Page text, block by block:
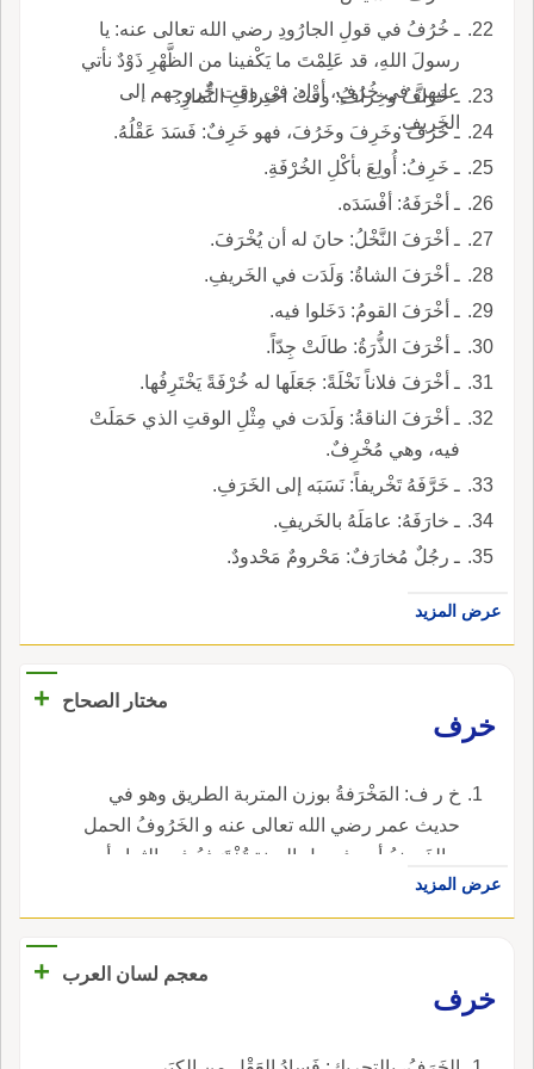
ـ خُرُفُ في قولِ الجارُودِ رضي الله تعالى عنه: يا
رسولَ اللهِ، قد عَلِمْتَ ما يَكْفينا من الظَّهْرِ ذَوْدٌ نأتي
عليهِنَّ في خُرُفٍ، أراد: في وقت خُروجِهم إلى
الخَريفِ.
ـ خَرافُ وخِرافُ: وقْتُ اخْتِرافِ الثِّمارِ.
ـ خَرَفَ وخَرِفَ وخَرُفَ، فهو خَرِفٌ: فَسَدَ عَقْلُهُ.
ـ خَرِفُ: أُولِعَ بأكْلِ الخُرْفَةِ.
ـ أخْرَفَهُ: أفْسَدَه.
ـ أخْرَفَ النَّخْلُ: حانَ له أن يُخْرَفَ.
ـ أخْرَفَ الشاةُ: وَلَدَت في الخَريفِ.
ـ أخْرَفَ القومُ: دَخَلوا فيه.
ـ أخْرَفَ الذُّرَةُ: طالَتْ جِدّاً.
ـ أخْرَفَ فلاناً نَخْلَةً: جَعَلَها له خُرْفَةً يَخْتَرِفُها.
ـ أخْرَفَ الناقةُ: وَلَدَت في مِثْلِ الوقتِ الذي حَمَلَتْ
فيه، وهي مُخْرِفٌ.
ـ خَرَّفَهُ تَخْريفاً: نَسَبَه إلى الخَرَفِ.
ـ خارَفَهُ: عامَلَهُ بالخَريفِ.
ـ رجُلٌ مُخارَفٌ: مَحْرومٌ مَحْدودٌ.
عرض المزيد
مختار الصحاح
+
خرف
خ ر ف: المَخْرَفةُ بوزن المتربة الطريق وهو في
حديث عمر رضي الله تعالى عنه و الخَرُوفُ الحمل
و الخَرِيفُ أحد فصول السنة تُخْتَرَفُ فيه الثمار أي
تُجتنى والنسبة إليه خَرْفِيٌّ و خَرَفِيٌّ بسكون الراء
وفتحها و خُرَافَةُ اسم رجل من عذرة استهوته الجن
ويُروى عن النبي صلى الله عليه وسلم أنه قال
خرافة حق {والراء فيه مخففة ولا تدخله الألف
عرض المزيد
معجم لسان العرب
+
خرف